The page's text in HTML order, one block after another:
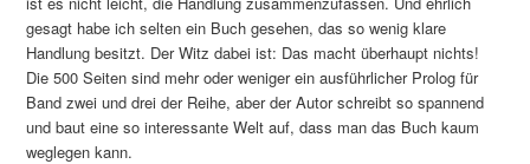
gesagt habe ich selten ein Buch gesehen, das so wenig klare
Handlung besitzt. Der Witz dabei ist: Das macht überhaupt nichts!
Die 500 Seiten sind mehr oder weniger ein ausführlicher Prolog für
Band zwei und drei der Reihe, aber der Autor schreibt so spannend
und baut eine so interessante Welt auf, dass man das Buch kaum
weglegen kann.